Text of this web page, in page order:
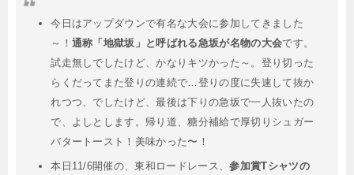
今日はアップダウンで有名な大会に参加してきました
～！ 通称「地獄坂」と呼ばれる急坂が名物の大会です。
試走無しでしたけど、かなりキツかった～。登り切った
らくだってまた登りの連続で…登りの度に失速して抜か
れつつ、でしたけど、最後は下りの急坂で一人抜いたの
で、よしとします。帰り道、糖分補給で厚切りシュガー
バタートースト！美味かった〜！
本日11/6開催の、東和ロードレース、参加賞Tシャツの